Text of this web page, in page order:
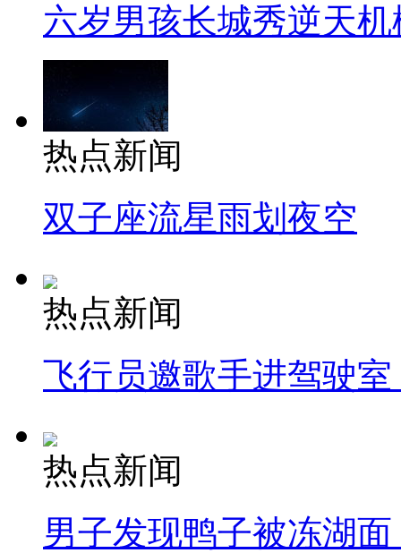
六岁男孩长城秀逆天机
热点新闻
双子座流星雨划夜空
热点新闻
飞行员邀歌手进驾驶
热点新闻
男子发现鸭子被冻湖